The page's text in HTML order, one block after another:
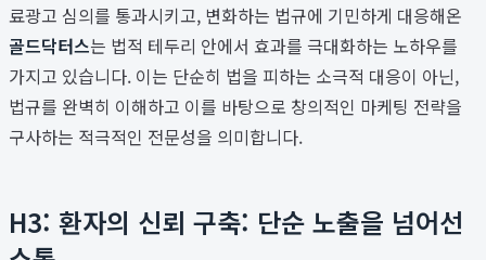
료광고 심의를 통과시키고, 변화하는 법규에 기민하게 대응해온
골드닥터스는 법적 테두리 안에서 효과를 극대화하는 노하우를
가지고 있습니다. 이는 단순히 법을 피하는 소극적 대응이 아닌,
법규를 완벽히 이해하고 이를 바탕으로 창의적인 마케팅 전략을
구사하는 적극적인 전문성을 의미합니다.
H3: 환자의 신뢰 구축: 단순 노출을 넘어선